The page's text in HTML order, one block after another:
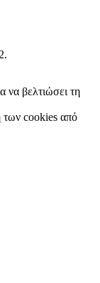
να βελτιώσει τη
των cookies από